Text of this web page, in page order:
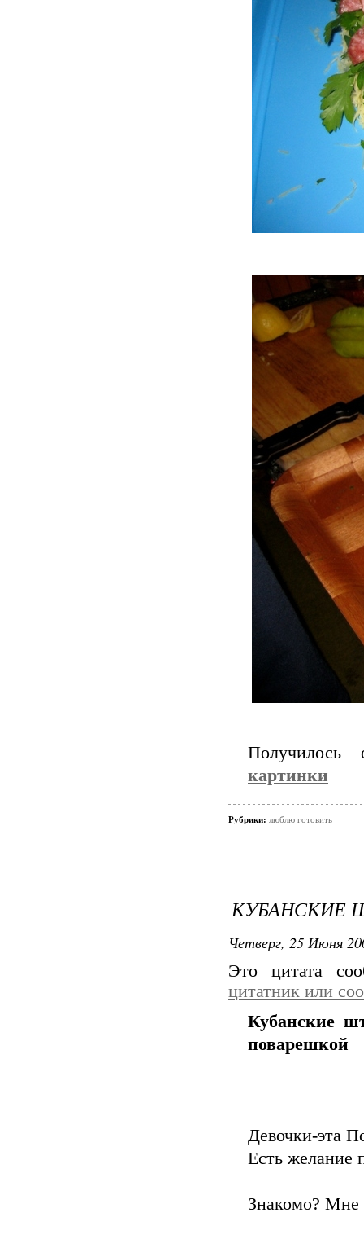
картинки
Рубрики: люблю готовить
КУБАНСКИЕ
Четверг, 25 Июня
Это цитата
цитатник или
Кубанские
поварешкой
Девочки-эта
Есть желание
Знакомо? Мне